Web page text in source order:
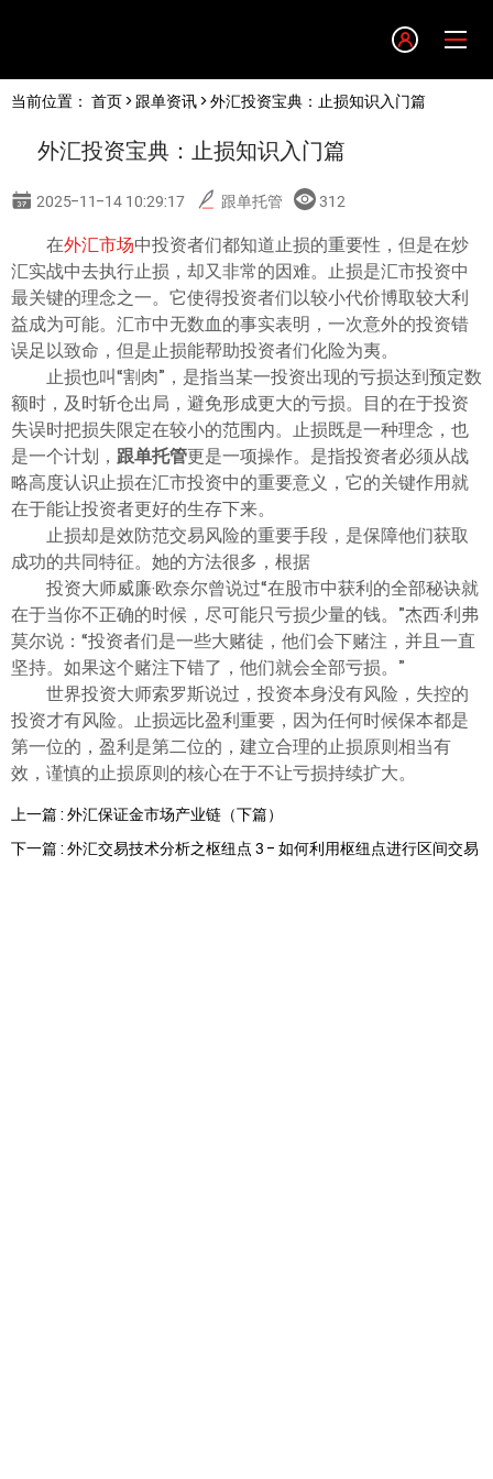
English
繁體中文
한글
日本語
Tiếng việt
ไทย
当前位置： 首页> 跟单资讯> 外汇投资宝典：止损知识入门篇
外汇投资宝典：止损知识入门篇
2025-11-14 10:29:17 跟单托管 312
在外汇市场中投资者们都知道止损的重要性，但是在炒
汇实战中去执行止损，却又非常的因难。止损是汇市投资中
最关键的理念之一。它使得投资者们以较小代价博取较大利
益成为可能。汇市中无数血的事实表明，一次意外的投资错
误足以致命，但是止损能帮助投资者们化险为夷。
止损也叫“割肉”，是指当某一投资出现的亏损达到预定数
额时，及时斩仓出局，避免形成更大的亏损。目的在于投资
失误时把损失限定在较小的范围内。止损既是一种理念，也
是一个计划， 跟单托管更是一项操作。是指投资者必须从战
略高度认识止损在汇市投资中的重要意义，它的关键作用就
在于能让投资者更好的生存下来。
止损却是效防范交易风险的重要手段，是保障他们获取
成功的共同特征。她的方法很多，根据
投资大师威廉·欧奈尔曾说过“在股市中获利的全部秘诀就
在于当你不正确的时候，尽可能只亏损少量的钱。”杰西·利弗
莫尔说：“投资者们是一些大赌徒，他们会下赌注，并且一直
坚持。如果这个赌注下错了，他们就会全部亏损。”
世界投资大师索罗斯说过，投资本身没有风险，失控的
投资才有风险。止损远比盈利重要，因为任何时候保本都是
第一位的，盈利是第二位的，建立合理的止损原则相当有
效，谨慎的止损原则的核心在于不让亏损持续扩大。
上一篇 : 外汇保证金市场产业链（下篇）
下一篇 : 外汇交易技术分析之枢纽点 3 - 如何利用枢纽点进行区间交易